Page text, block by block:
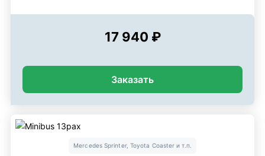
17 940 ₽
Заказать
Mercedes Sprinter, Toyota Coaster и т.п.